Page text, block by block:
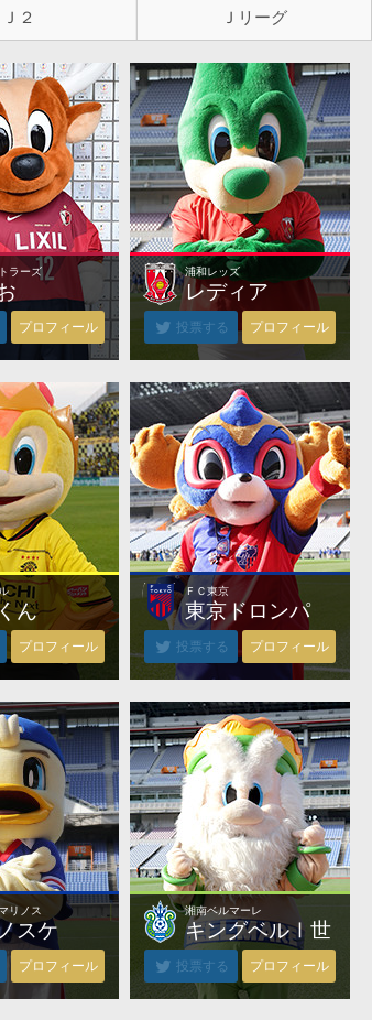
Ｊ２ Ｊリーグ
ントラーズ
ラーズ
プロフィール
浦和レッズ
浦和レッズ
レディア
投票する プロフィール
ソル
ん
プロフィール
ＦＣ東京
ＦＣ東京
東京ドロンパ
投票する プロフィール
・マリノス
リノス
スケ
プロフィール
湘南ベルマーレ
湘南ベルマーレ
キングベルⅠ世
投票する プロフィール